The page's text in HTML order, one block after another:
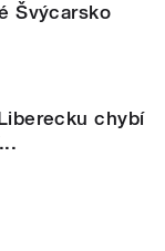
Švýcarsko
chybí